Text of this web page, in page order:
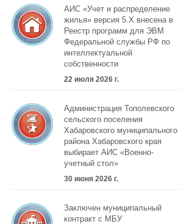
АИС «Учет и распределение
жилья» версия 5.Х внесена в
Реестр программ для ЭВМ
Федеральной службы РФ по
интеллектуальной
собственности
22 июля 2026 г.
Администрация Тополевского
сельского поселения
Хабаровского муниципального
района Хабаровского края
выбирает АИС «Военно-
учетный стол»
30 июня 2026 г.
Заключен муниципальный
контракт с МБУ